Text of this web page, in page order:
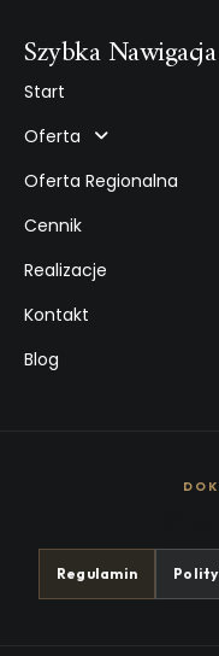
Szybka Nawigacja
Start
Oferta
Oferta Regionalna
Cennik
Realizacje
Kontakt
Blog
Regulamin